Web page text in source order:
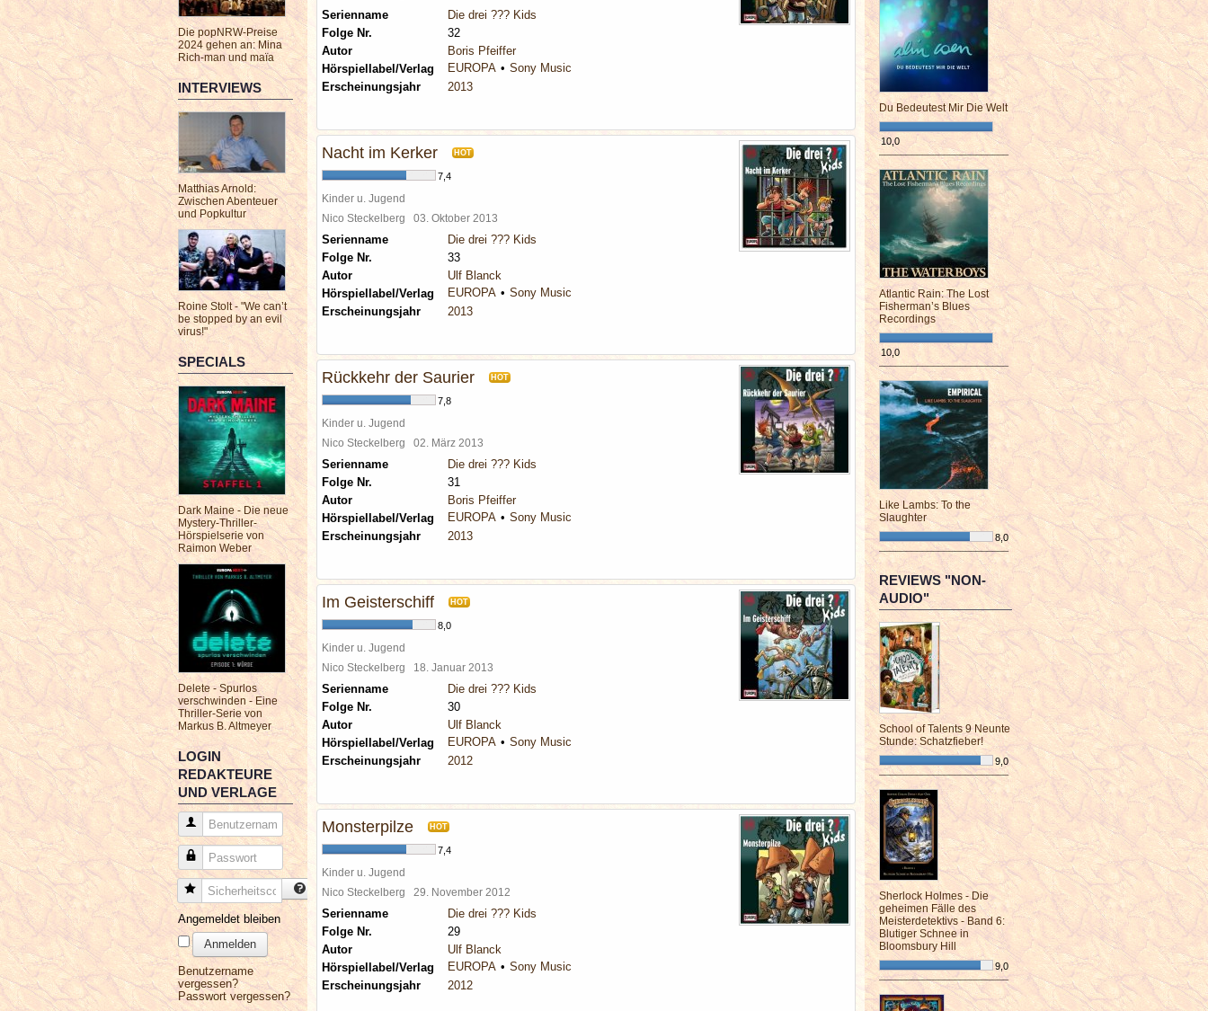
Die popNRW-Preise
2024 gehen an: Mina
Rich-man und maïa
INTERVIEWS
Matthias Arnold:
Zwischen Abenteuer
und Popkultur
Roine Stolt - "We can’t
be stopped by an evil
virus!"
SPECIALS
Dark Maine - Die neue
Mystery-Thriller-
Hörspielserie von
Raimon Weber
Delete - Spurlos
verschwinden - Eine
Thriller-Serie von
Markus B. Altmeyer
LOGIN
REDAKTEURE
UND VERLAGE
Benutzername
Passwort
Sicherheitscode
Angemeldet bleiben
Anmelden
Benutzername
vergessen?
Passwort vergessen?
Serienname
Die drei ??? Kids
Folge Nr.
32
Autor
Boris Pfeiffer
Hörspiellabel/Verlag
EUROPA
Sony Music
Erscheinungsjahr
2013
Nacht im Kerker HOT
7,4
Kinder u. Jugend
Nico Steckelberg 03. Oktober 2013
Serienname
Die drei ??? Kids
Folge Nr.
33
Autor
Ulf Blanck
Hörspiellabel/Verlag
EUROPA
Sony Music
Erscheinungsjahr
2013
Rückkehr der Saurier HOT
7,8
Kinder u. Jugend
Nico Steckelberg 02. März 2013
Serienname
Die drei ??? Kids
Folge Nr.
31
Autor
Boris Pfeiffer
Hörspiellabel/Verlag
EUROPA
Sony Music
Erscheinungsjahr
2013
Im Geisterschiff HOT
8,0
Kinder u. Jugend
Nico Steckelberg 18. Januar 2013
Serienname
Die drei ??? Kids
Folge Nr.
30
Autor
Ulf Blanck
Hörspiellabel/Verlag
EUROPA
Sony Music
Erscheinungsjahr
2012
Monsterpilze HOT
7,4
Kinder u. Jugend
Nico Steckelberg 29. November 2012
Serienname
Die drei ??? Kids
Folge Nr.
29
Autor
Ulf Blanck
Hörspiellabel/Verlag
EUROPA
Sony Music
Erscheinungsjahr
2012
Du Bedeutest Mir Die Welt
10,0
¯¯¯¯¯¯¯¯¯¯¯¯¯¯¯¯¯¯¯¯¯¯¯¯
Atlantic Rain: The Lost
Fisherman’s Blues
Recordings
10,0
¯¯¯¯¯¯¯¯¯¯¯¯¯¯¯¯¯¯¯¯¯¯¯¯
Like Lambs: To the
Slaughter
8,0
¯¯¯¯¯¯¯¯¯¯¯¯¯¯¯¯¯¯¯¯¯¯¯¯
REVIEWS "NON-
AUDIO"
School of Talents 9 Neunte
Stunde: Schatzfieber!
9,0
¯¯¯¯¯¯¯¯¯¯¯¯¯¯¯¯¯¯¯¯¯¯¯¯
Sherlock Holmes - Die
geheimen Fälle des
Meisterdetektivs - Band 6:
Blutiger Schnee in
Bloomsbury Hill
9,0
¯¯¯¯¯¯¯¯¯¯¯¯¯¯¯¯¯¯¯¯¯¯¯¯